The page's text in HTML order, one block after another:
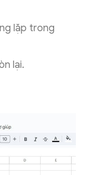
lặp trong
lại.